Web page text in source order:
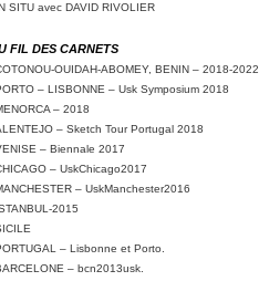
SITU avec DAVID RIVOLIER
FIL DES CARNETS
OUIDAH-ABOMEY, BENIN – 2018-2022
– LISBONNE – Usk Symposium 2018
– 2018
– Sketch Tour Portugal 2018
– Biennale 2017
– UskChicago2017
– UskManchester2016
2015
– Lisbonne et Porto.
– bcn2013usk.